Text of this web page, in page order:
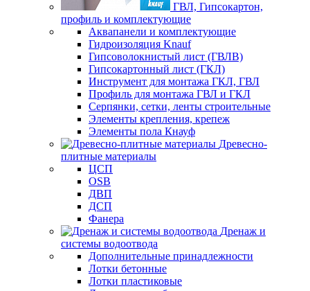
ГВЛ, Гипсокартон,
профиль и комплектующие
Аквапанели и комплектующие
Гидроизоляция Knauf
Гипсоволокнистый лист (ГВЛВ)
Гипсокартонный лист (ГКЛ)
Инструмент для монтажа ГКЛ, ГВЛ
Профиль для монтажа ГВЛ и ГКЛ
Серпянки, сетки, ленты строительные
Элементы крепления, крепеж
Элементы пола Кнауф
Древесно-
плитные материалы
ЦСП
OSB
ДВП
ДСП
Фанера
Дренаж и
системы водоотвода
Дополнительные принадлежности
Лотки бетонные
Лотки пластиковые